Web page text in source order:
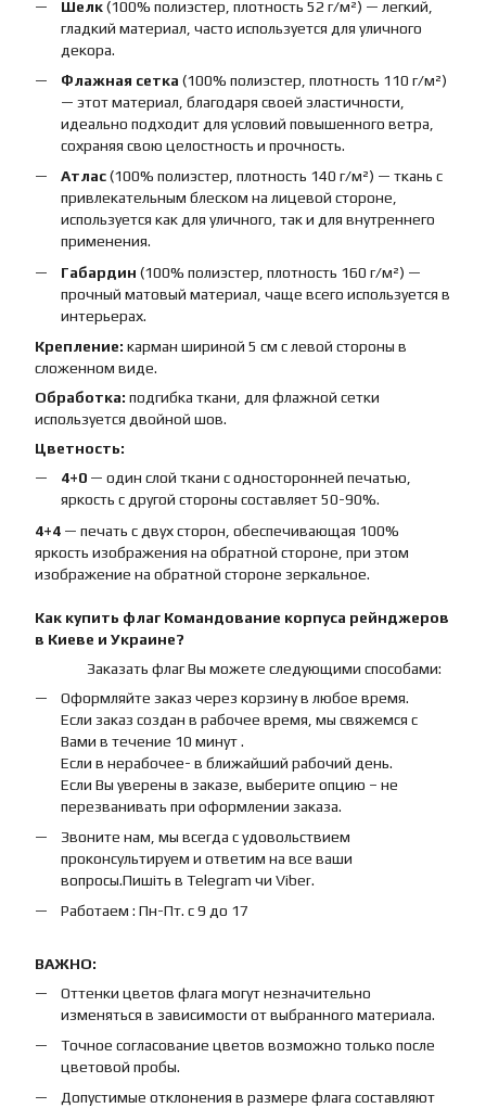
Шелк(100% полиэстер, плотность 52 г/м²) — легкий,
гладкий материал, часто используется для уличного
декора.
Флажная сетка (100% полиэстер, плотность 110 г/м²)
— этот материал, благодаря своей эластичности,
идеально подходит для условий повышенного ветра,
сохраняя свою целостность и прочность.
Атлас(100% полиэстер, плотность 140 г/м²) — ткань с
привлекательным блеском на лицевой стороне,
используется как для уличного, так и для внутреннего
применения.
Габардин (100% полиэстер, плотность 160 г/м²) —
прочный матовый материал, чаще всего используется в
интерьерах.
Крепление: карман шириной 5 см с левой стороны в
сложенном виде.
Обработка: подгибка ткани, для флажной сетки
используется двойной шов.
Цветность:
4+0 — один слой ткани с односторонней печатью,
яркость с другой стороны составляет 50-90%.
4+4 — печать с двух сторон, обеспечивающая 100%
яркость изображения на обратной стороне, при этом
изображение на обратной стороне зеркальное.
Как купить флаг Командование корпуса рейнджеров
в Киеве и Украине?
Заказать флаг Вы можете следующими способами:
Оформляйте заказ через корзину в любое время.
Если заказ создан в рабочее время, мы свяжемся с
Вами в течение 10 минут .
Если в нерабочее- в ближайший рабочий день.
Если Вы уверены в заказе, выберите опцию – не
перезванивать при оформлении заказа.
Звоните нам, мы всегда с удовольствием
проконсультируем и ответим на все ваши
вопросы.Пишіть в Telegram чи Viber.
Работаем : Пн-Пт. с 9 до 17
ВАЖНО:
Оттенки цветов флага могут незначительно
изменяться в зависимости от выбранного материала.
Точное согласование цветов возможно только после
цветовой пробы.
Допустимые отклонения в размере флага составляют